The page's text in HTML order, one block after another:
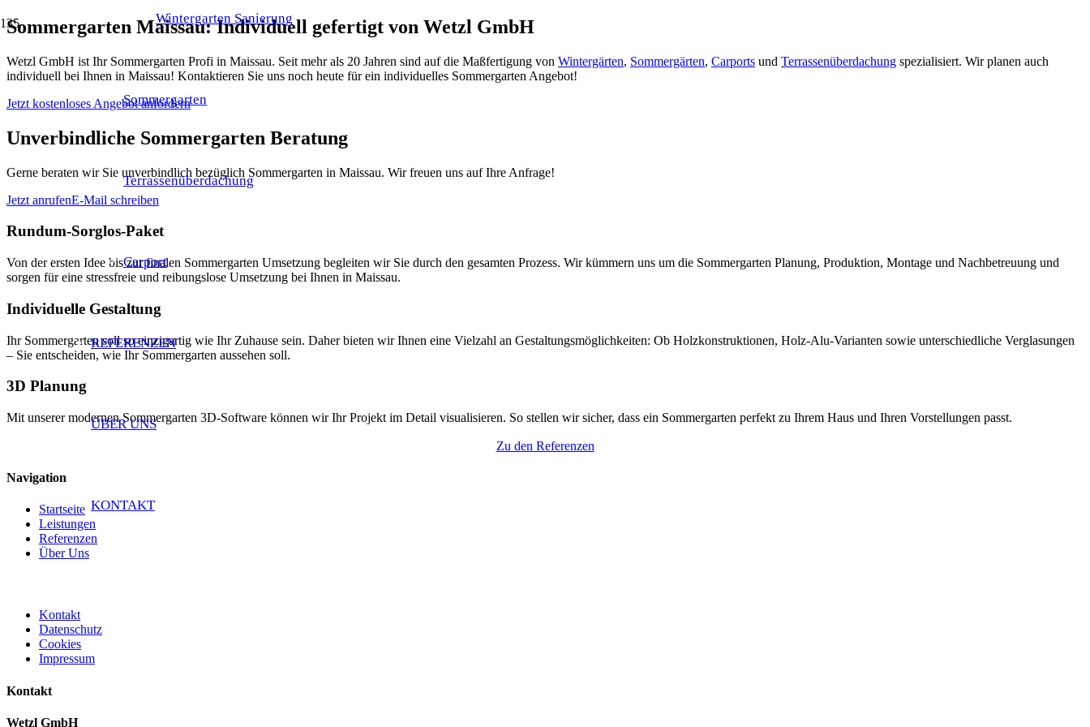
Wintergarten Sanierung
Sommergarten
Terrassenüberdachung
Carport
REFERENZEN
ÜBER UNS
KONTAKT
Sommergarten Maissau: Individuell gefertigt von Wetzl GmbH
Wetzl GmbH ist Ihr Sommergarten Profi in Maissau. Seit mehr als 20 Jahren sind auf die Maßfertigung von Wintergärten, Sommergärten, Carports und Terrassenüberdachung spezialisiert. Wir planen auch
individuell bei Ihnen in Maissau! Kontaktieren Sie uns noch heute für ein individuelles Sommergarten Angebot!
Jetzt kostenloses Angebot anfordern
Unverbindliche Sommergarten Beratung
Gerne beraten wir Sie unverbindlich bezüglich Sommergarten in Maissau. Wir freuen uns auf Ihre Anfrage!
Jetzt anrufenE-Mail schreiben
Rundum-Sorglos-Paket
Von der ersten Idee bis zur finalen Sommergarten Umsetzung begleiten wir Sie durch den gesamten Prozess. Wir kümmern uns um die Sommergarten Planung, Produktion, Montage und Nachbetreuung und
sorgen für eine stressfreie und reibungslose Umsetzung bei Ihnen in Maissau.
Individuelle Gestaltung
Ihr Sommergarten soll so einzigartig wie Ihr Zuhause sein. Daher bieten wir Ihnen eine Vielzahl an Gestaltungsmöglichkeiten: Ob Holzkonstruktionen, Holz-Alu-Varianten sowie unterschiedliche Verglasungen
– Sie entscheiden, wie Ihr Sommergarten aussehen soll.
3D Planung
Mit unserer modernen Sommergarten 3D-Software können wir Ihr Projekt im Detail visualisieren. So stellen wir sicher, dass ein Sommergarten perfekt zu Ihrem Haus und Ihren Vorstellungen passt.
Zu den Referenzen
Navigation
Startseite
Leistungen
Referenzen
Über Uns
Kontakt
Datenschutz
Cookies
Impressum
Kontakt
Wetzl GmbH